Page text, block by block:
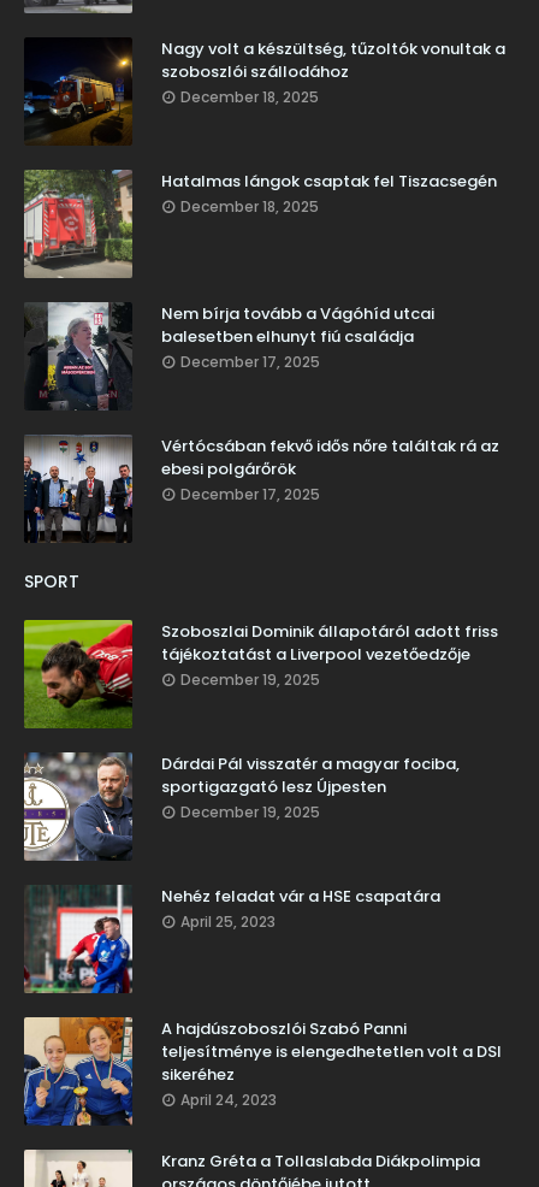
Nagy volt a készültség, tűzoltók vonultak a
szoboszlói szállodához
December 18, 2025
Hatalmas lángok csaptak fel Tiszacsegén
December 18, 2025
Nem bírja tovább a Vágóhíd utcai
balesetben elhunyt fiú családja
December 17, 2025
Vértócsában fekvő idős nőre találtak rá az
ebesi polgárőrök
December 17, 2025
SPORT
Szoboszlai Dominik állapotáról adott friss
tájékoztatást a Liverpool vezetőedzője
December 19, 2025
Dárdai Pál visszatér a magyar fociba,
sportigazgató lesz Újpesten
December 19, 2025
Nehéz feladat vár a HSE csapatára
April 25, 2023
A hajdúszoboszlói Szabó Panni
teljesítménye is elengedhetetlen volt a DSI
sikeréhez
April 24, 2023
Kranz Gréta a Tollaslabda Diákpolimpia